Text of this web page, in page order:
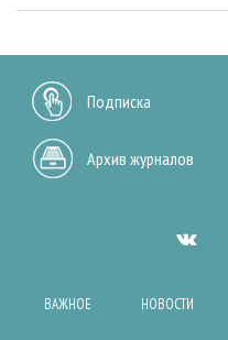
Подписка
Архив журналов
ВАЖНОЕ НОВОСТИ